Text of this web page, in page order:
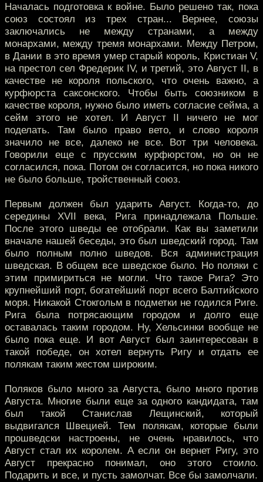
Началась подготовка к войне. Было решено так, пока
союз состоял из трех стран... Вернее, союзы
заключались не между странами, а между
монархами, между тремя монархами. Между Петром,
в Дании в это время умер старый король, Кристиан V,
на престол сел Фредерик IV, и третий, это Август II, в
качестве не короля польского, что очень важно, а
курфюрста саксонского. Чтобы быть союзником в
качестве короля, нужно было иметь согласие сейма, а
сейм этого не хотел. И Август II ничего не мог
поделать. Там было право вето, и слово короля
значило не все, далеко не все. Вот три человека.
Говорили еще с прусским курфюрстом, но он не
согласился, пока. Потом он согласится, но пока никого
не было больше, тройственный союз.
Первым должен был ударить Август. Когда-то, до
середины XVII века, Рига принадлежала Польше.
После этого шведы ее отобрали. Как вы заметили
вначале нашей беседы, это был шведский город. Там
было полным полно шведов. Вся администрация
шведская. В общем все шведское было. Но поляки с
этим примириться не могли. Что такое Рига? Это
крупнейший порт, богатейший порт всего Балтийского
моря. Никакой Стокгольм в подметки не годился Риге.
Рига была потрясающим городом и долго еще
оставалась таким городом. Ну, Хельсинки вообще не
было пока еще. И вот Август был заинтересован в
такой победе, он хотел вернуть Ригу и отдать ее
полякам таким жестом широким.
Поляков было много за Августа, было много против
Августа. Многие были еще за одного кандидата, там
был такой Станислав Лещинский, который
выдвигался Швецией. Тем полякам, которые были
прошведски настроены, не очень нравилось, что
Август стал их королем. А если он вернет Ригу, это
Август прекрасно понимал, оно этого стоило.
Подарить и все, и пусть замолчат. Все бы замолчали.